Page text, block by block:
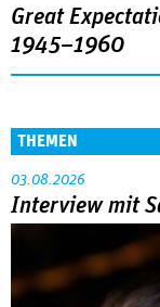
Great
1945–1960
THEMEN
03.08.2026
Interview mit